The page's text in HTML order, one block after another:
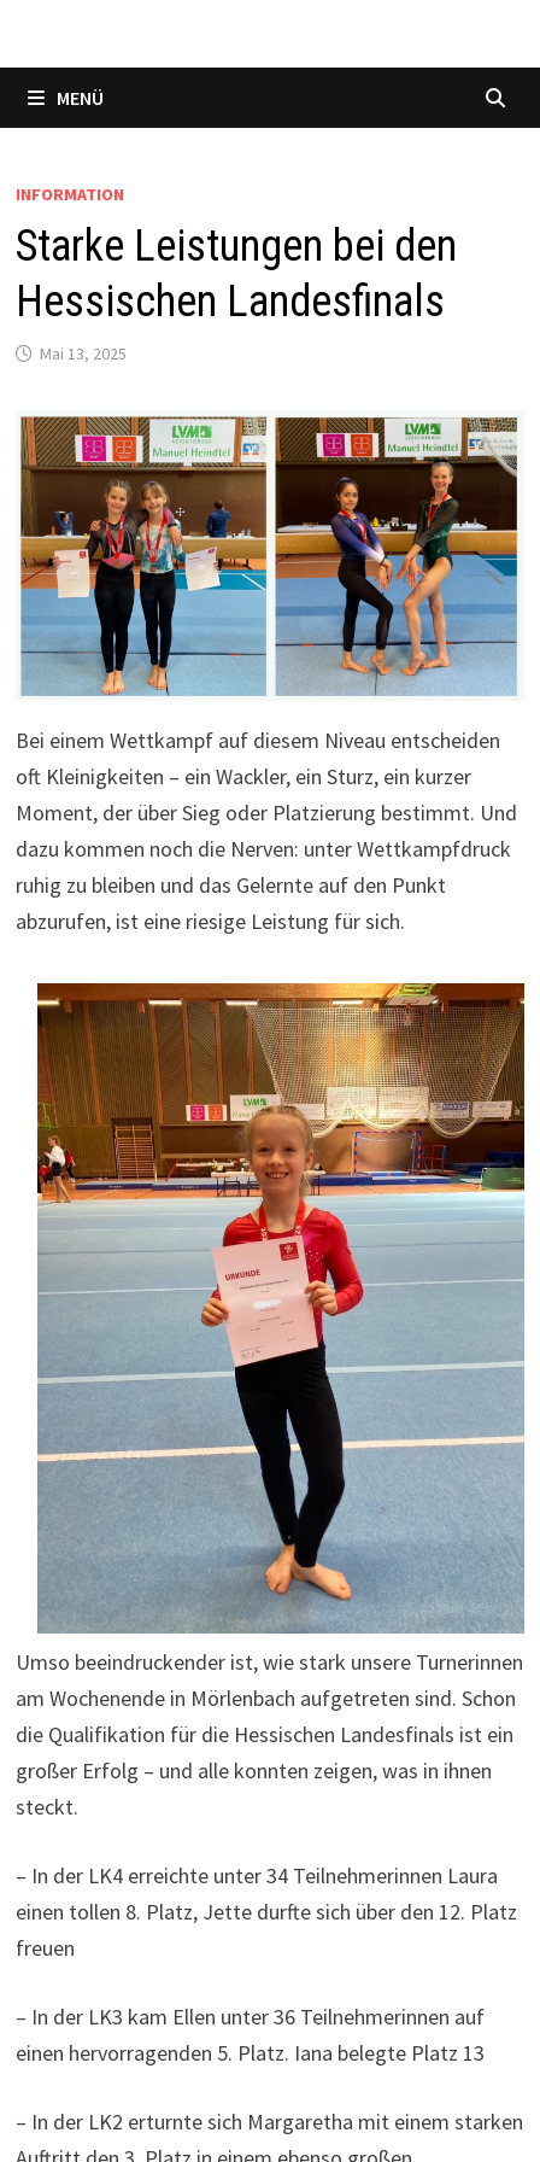
MENÜ
INFORMATION
Starke Leistungen bei den
Hessischen Landesfinals
Mai 13, 2025
Bei einem Wettkampf auf diesem Niveau entscheiden
oft Kleinigkeiten – ein Wackler, ein Sturz, ein kurzer
Moment, der über Sieg oder Platzierung bestimmt. Und
dazu kommen noch die Nerven: unter Wettkampfdruck
ruhig zu bleiben und das Gelernte auf den Punkt
abzurufen, ist eine riesige Leistung für sich.
Umso beeindruckender ist, wie stark unsere Turnerinnen
am Wochenende in Mörlenbach aufgetreten sind. Schon
die Qualifikation für die Hessischen Landesfinals ist ein
großer Erfolg – und alle konnten zeigen, was in ihnen
steckt.
– In der LK4 erreichte unter 34 Teilnehmerinnen Laura
einen tollen 8. Platz, Jette durfte sich über den 12. Platz
freuen
– In der LK3 kam Ellen unter 36 Teilnehmerinnen auf
einen hervorragenden 5. Platz. Iana belegte Platz 13
– In der LK2 erturnte sich Margaretha mit einem starken